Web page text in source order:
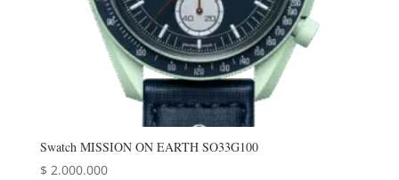
Swatch MISSION ON EARTH SO33G100
$ 2.000.000